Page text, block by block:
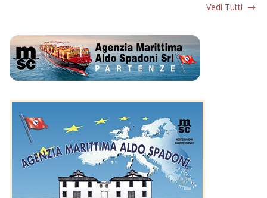
Vedi Tutti